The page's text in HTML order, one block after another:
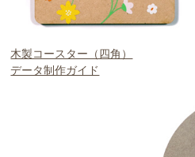
木製コースター（四角）
データ制作ガイド